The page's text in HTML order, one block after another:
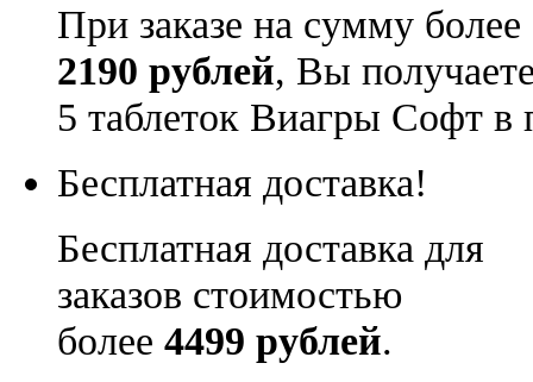
При заказе на сумму более
2190 рублей, Вы
5 таблеток Виагры Софт в
Бесплатная доставка!
Бесплатная доставка для
заказов стоимостью
более 4499 рублей.